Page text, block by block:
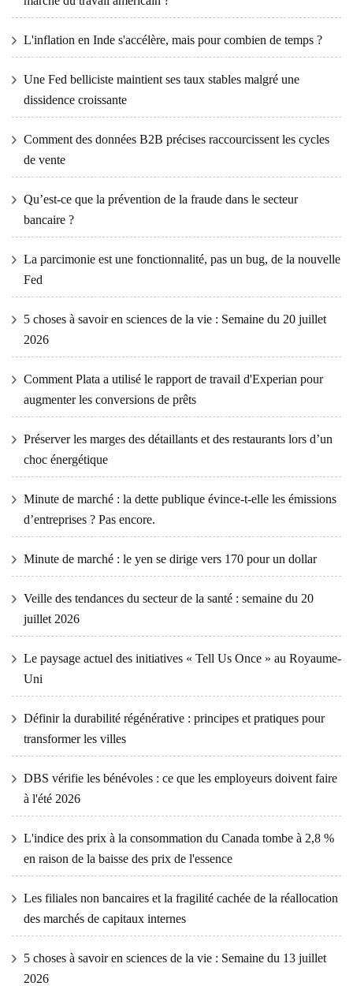
L'inflation en Inde s'accélère, mais pour combien de temps ?
Une Fed belliciste maintient ses taux stables malgré une
dissidence croissante
Comment des données B2B précises raccourcissent les cycles
de vente
Qu’est-ce que la prévention de la fraude dans le secteur
bancaire ?
La parcimonie est une fonctionnalité, pas un bug, de la nouvelle
Fed
5 choses à savoir en sciences de la vie : Semaine du 20 juillet
2026
Comment Plata a utilisé le rapport de travail d'Experian pour
augmenter les conversions de prêts
Préserver les marges des détaillants et des restaurants lors d’un
choc énergétique
Minute de marché : la dette publique évince-t-elle les émissions
d’entreprises ? Pas encore.
Minute de marché : le yen se dirige vers 170 pour un dollar
Veille des tendances du secteur de la santé : semaine du 20
juillet 2026
Le paysage actuel des initiatives « Tell Us Once » au Royaume-
Uni
Définir la durabilité régénérative : principes et pratiques pour
transformer les villes
DBS vérifie les bénévoles : ce que les employeurs doivent faire
à l'été 2026
L'indice des prix à la consommation du Canada tombe à 2,8 %
en raison de la baisse des prix de l'essence
Les filiales non bancaires et la fragilité cachée de la réallocation
des marchés de capitaux internes
5 choses à savoir en sciences de la vie : Semaine du 13 juillet
2026